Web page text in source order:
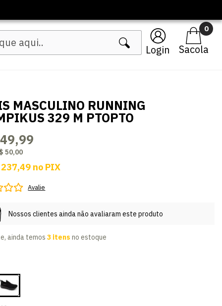
Login
0
MASCULINO RUNNING
329 M PTOPTO
50,00
237,49 no PIX
Avalie
Nossos clientes ainda não avaliaram este produto
ainda temos 3 itens no estoque